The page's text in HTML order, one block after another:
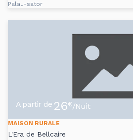
Palau-sator
A partir de 26€/Nuit
MAISON RURALE
L'Era de Bellcaire